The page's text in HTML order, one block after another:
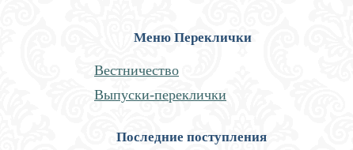
Меню Переклички
Вестничество
Выпуски-переклички
Последние поступления